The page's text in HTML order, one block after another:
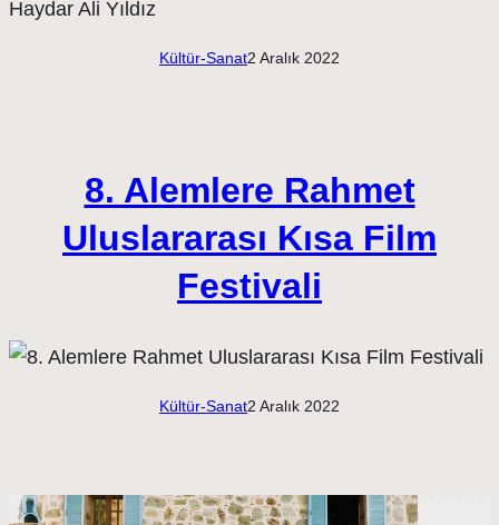
Kültür-Sanat2 Aralık 2022
8. Alemlere Rahmet
Uluslararası Kısa Film
Festivali
Kültür-Sanat2 Aralık 2022